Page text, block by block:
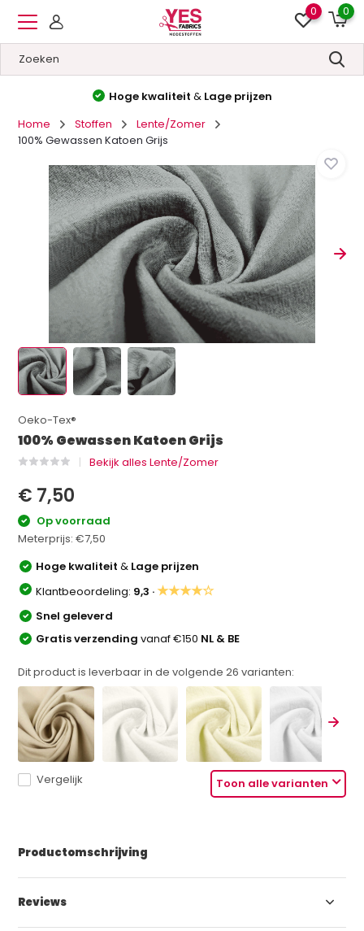
0 0
Hoge kwaliteit & Lage prijzen
Home
Stoffen
Lente/Zomer
100% Gewassen Katoen Grijs
Oeko-Tex®
100% Gewassen Katoen Grijs
Bekijk alles Lente/Zomer
€ 7,50
Op voorraad
Meterprijs:€7,50
Hoge kwaliteit& Lage prijzen
Klantbeoordeling: 9,3 ·★★★★☆
Snel geleverd
Gratis verzendingvanaf €150 NL & BE
Dit product is leverbaar in de volgende26 varianten:
Toon alle varianten
Vergelijk
Productomschrijving
Reviews